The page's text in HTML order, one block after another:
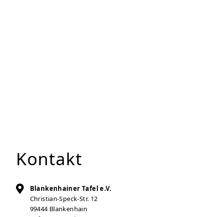
Kontakt
Blankenhainer Tafel e.V.
Christian-Speck-Str. 12
99444 Blankenhain